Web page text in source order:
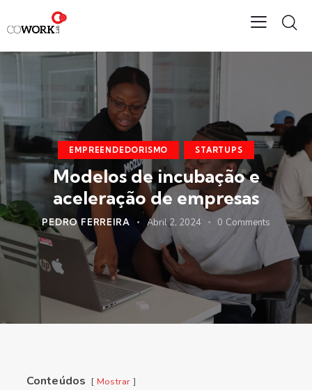
EMPREENDEDORISMO STARTUPS
Modelos de incubação e
aceleração de empresas
PEDRO FERREIRA Abril 2, 2024 0 Comments
Conteúdos Mostrar